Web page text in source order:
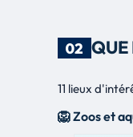
02 QUE
11 lieux
🦁 Zoos et